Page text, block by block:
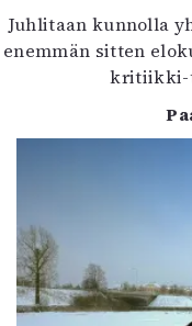
Juhlitaan kunnolla
enemmän sitten
kritiikki-